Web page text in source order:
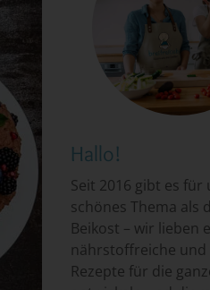
Hallo!
Seit 2016 gibt es für
schönes Thema als
Beikost – wir lieben
nährstoffreiche und
Rezepte für die